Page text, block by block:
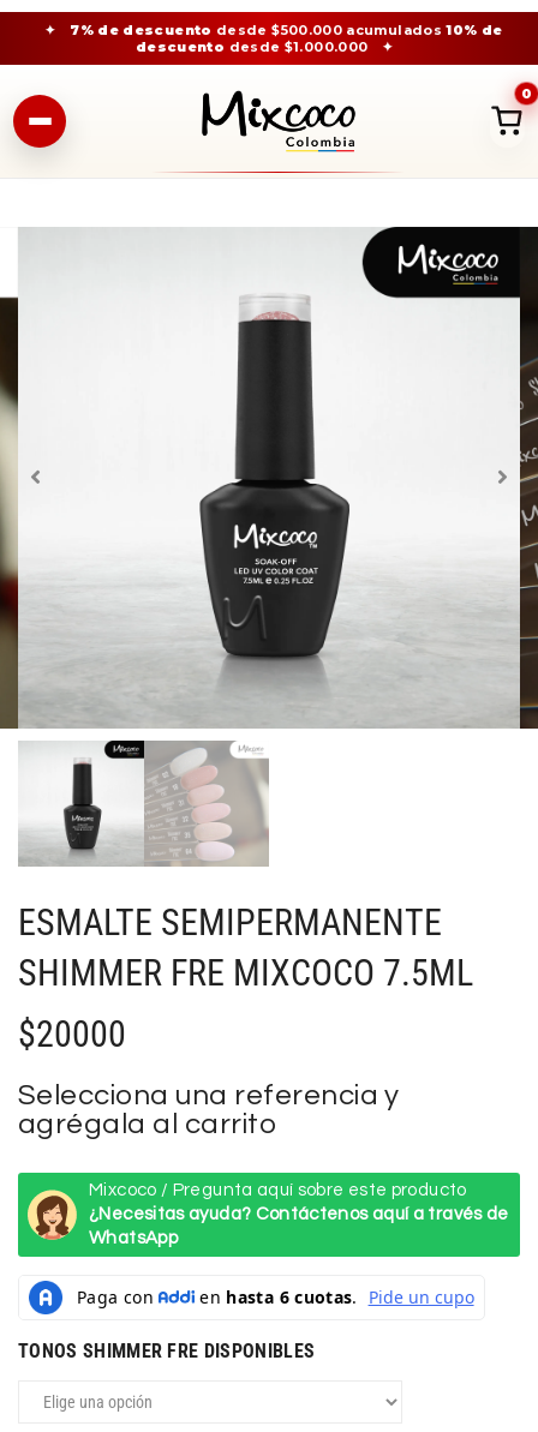
✦ 7% de descuento desde $500.000 acumulados10% de
descuento desde $1.000.000 ✦
0
ESMALTE SEMIPERMANENTE
SHIMMER FRE MIXCOCO 7.5ML
$20000
Selecciona una referencia y
agrégala al carrito
Mixcoco / Pregunta aquí sobre este producto
¿Necesitas ayuda? Contáctenos aquí a través de
WhatsApp
TONOS SHIMMER FRE DISPONIBLES